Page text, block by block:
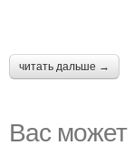
читать дальше →
Вас может